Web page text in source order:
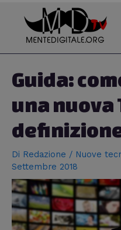
contenuto
Guida:
una nuova
Di Redazione / Nuove
Settembre 2018
articoli